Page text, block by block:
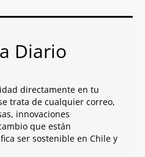
Diario
directamente en tu
trata de cualquier correo,
innovaciones
que están
ser sostenible en Chile y